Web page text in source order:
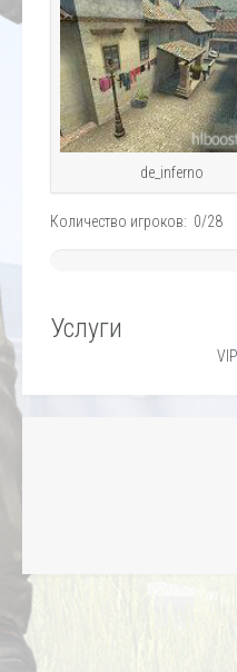
de_inferno
Количество игроков: 0/28
Услуги